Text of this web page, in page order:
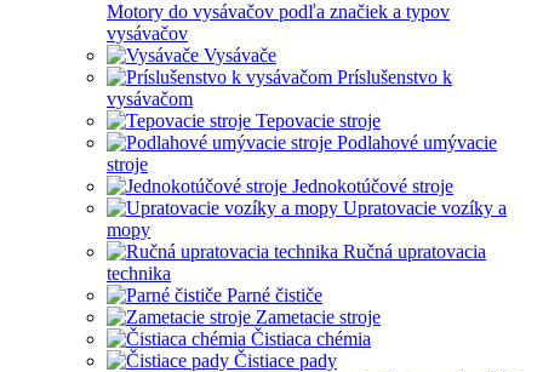
Motory do vysávačov podľa značiek a typov
vysávačov
Vysávače
Príslušenstvo k
vysávačom
Tepovacie stroje
Podlahové umývacie
stroje
Jednokotúčové stroje
Upratovacie vozíky a
mopy
Ručná upratovacia
technika
Parné čističe
Zametacie stroje
Čistiaca chémia
Čistiace pady